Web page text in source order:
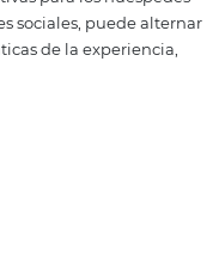
Urbano
hotel desea obtener